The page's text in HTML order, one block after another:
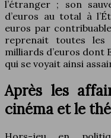
l’étranger ; son
d’euros au total à
euros par
reprenait toutes les
milliards d’euros dont
qui se voyait ainsi
Après les
cinéma et le